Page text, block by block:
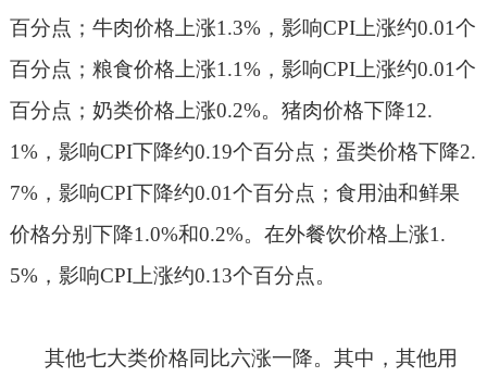
百分点；牛肉价格上涨1.3%，影响CPI上涨约0.01个
百分点；粮食价格上涨1.1%，影响CPI上涨约0.01个
百分点；奶类价格上涨0.2%。猪肉价格下降12.
1%，影响CPI下降约0.19个百分点；蛋类价格下降2.
7%，影响CPI下降约0.01个百分点；食用油和鲜果
价格分别下降1.0%和0.2%。在外餐饮价格上涨1.
5%，影响CPI上涨约0.13个百分点。
其他七大类价格同比六涨一降。其中，其他用